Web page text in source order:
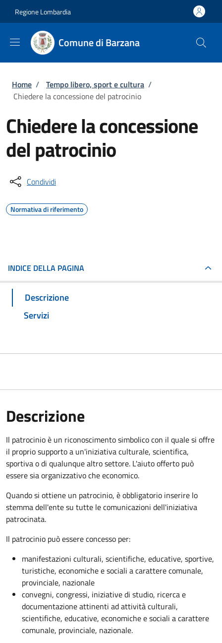
Regione Lombardia
Comune di Barzana
Briciole di pane
Home / Tempo libero, sport e cultura /
Chiedere la concessione del patrocinio
Chiedere la concessione
del patrocinio
Condividi
Normativa di riferimento
INDICE DELLA PAGINA
Descrizione
Servizi
Descrizione
Il patrocinio è un riconoscimento simbolico con il quale si offre
il proprio supporto a un'iniziativa culturale, scientifica,
sportiva o di qualunque altro settore. L'aiuto offerto può
essere sia organizzativo che economico.
Quando si ottiene un patrocinio, è obbligatorio inserire lo
stemma dell'ente su tutte le comunicazioni dell'iniziativa
patrocinata.
Il patrocinio può essere concesso per:
manifestazioni culturali, scientifiche, educative, sportive,
turistiche, economiche e sociali a carattere comunale,
provinciale, nazionale
convegni, congressi, iniziative di studio, ricerca e
documentazione attinenti ad attività culturali,
scientifiche, educative, economiche e sociali a carattere
comunale, provinciale, nazionale.